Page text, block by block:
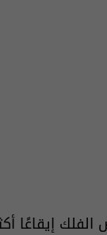
الفلك إيقاعًا